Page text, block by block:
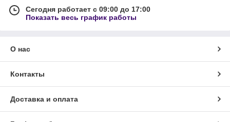
Сегодня работает с 09:00 до 17:00
Показать весь график работы
О нас
Контакты
Доставка и оплата